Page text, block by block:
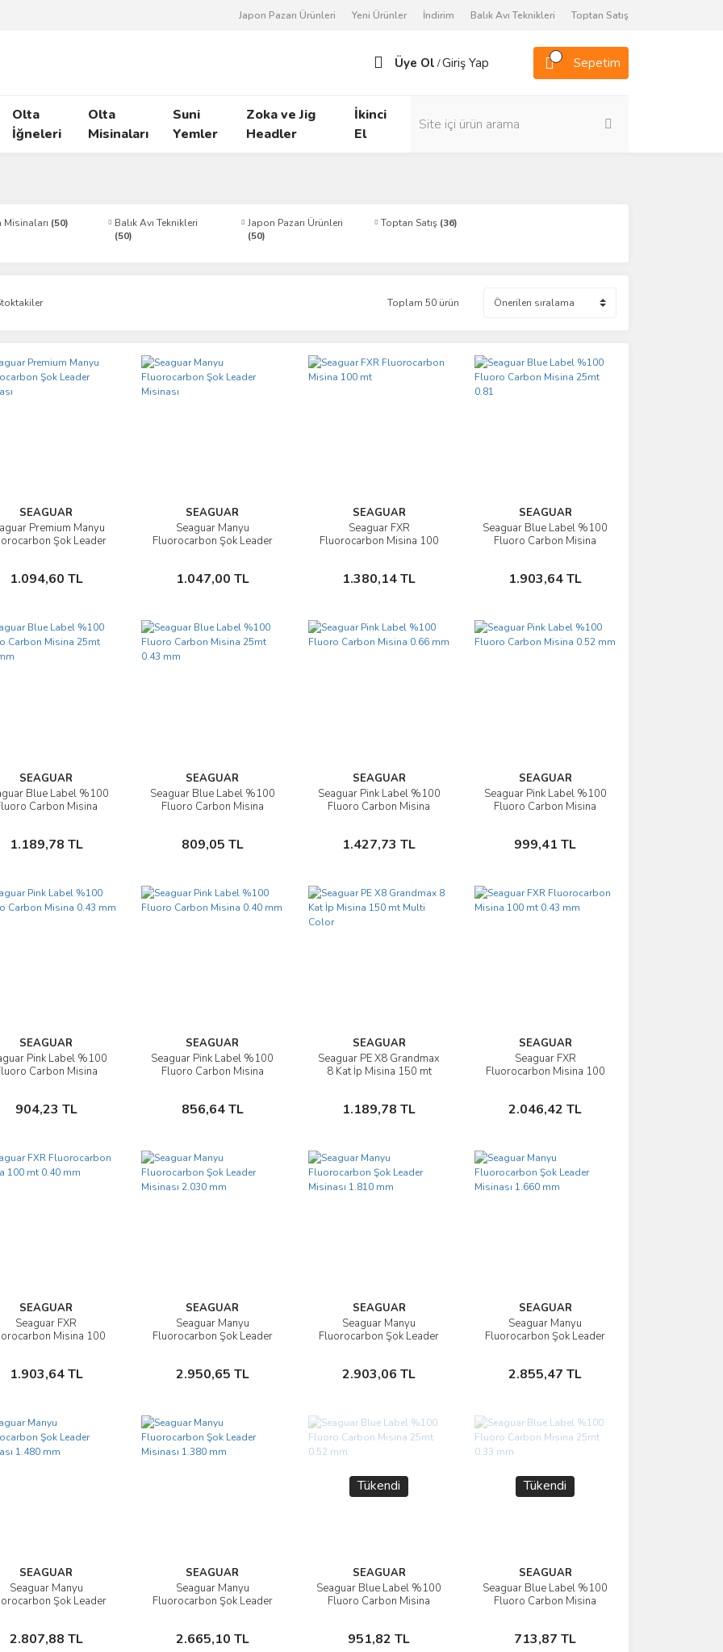
Japon Pazarı Ürünleri Yeni Ürünler İndirim Balık Avı Teknikleri Toptan Satış
Üye Ol /Giriş Yap Sepetim
Olta
İğneleri
Olta
Misinaları
Suni
Yemler
Zoka ve Jig
Headler
İkinci
El
Misinaları (50)
Balık Avı Teknikleri
(50)
Japon Pazarı Ürünleri
(50)
Toptan Satış (36)
Toplam 50 ürün
SEAGUAR
Premium Manyu
Şok Leader
1.094,60 TL
İncele
Sepete Ekle
SEAGUAR
Seaguar Manyu
Fluorocarbon Şok Leader
1.047,00 TL
İncele
Sepete Ekle
SEAGUAR
Seaguar FXR
Fluorocarbon Misina 100
1.380,14 TL
İncele
Sepete Ekle
SEAGUAR
Seaguar Blue Label %100
Fluoro Carbon Misina
1.903,64 TL
İncele
Sepete Ekle
SEAGUAR
Blue Label %100
Carbon Misina
1.189,78 TL
İncele
Sepete Ekle
SEAGUAR
Seaguar Blue Label %100
Fluoro Carbon Misina
809,05 TL
İncele
Sepete Ekle
SEAGUAR
Seaguar Pink Label %100
Fluoro Carbon Misina
1.427,73 TL
İncele
Sepete Ekle
SEAGUAR
Seaguar Pink Label %100
Fluoro Carbon Misina
999,41 TL
İncele
Sepete Ekle
SEAGUAR
Pink Label %100
Carbon Misina
904,23 TL
İncele
Sepete Ekle
SEAGUAR
Seaguar Pink Label %100
Fluoro Carbon Misina
856,64 TL
İncele
Sepete Ekle
SEAGUAR
Seaguar PE X8 Grandmax
8 Kat İp Misina 150 mt
1.189,78 TL
İncele
Sepete Ekle
SEAGUAR
Seaguar FXR
Fluorocarbon Misina 100
2.046,42 TL
İncele
Sepete Ekle
SEAGUAR
Seaguar FXR
Misina 100
1.903,64 TL
İncele
Sepete Ekle
SEAGUAR
Seaguar Manyu
Fluorocarbon Şok Leader
2.950,65 TL
İncele
Sepete Ekle
SEAGUAR
Seaguar Manyu
Fluorocarbon Şok Leader
2.903,06 TL
İncele
Sepete Ekle
SEAGUAR
Seaguar Manyu
Fluorocarbon Şok Leader
2.855,47 TL
İncele
Sepete Ekle
SEAGUAR
Seaguar Manyu
Şok Leader
2.807,88 TL
İncele
Sepete Ekle
SEAGUAR
Seaguar Manyu
Fluorocarbon Şok Leader
2.665,10 TL
İncele
Sepete Ekle
Tükendi
SEAGUAR
Seaguar Blue Label %100
Fluoro Carbon Misina
951,82 TL
İncele
Stokta Yok
Tükendi
SEAGUAR
Seaguar Blue Label %100
Fluoro Carbon Misina
713,87 TL
İncele
Stokta Yok